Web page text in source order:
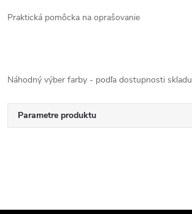
Praktická pomôcka na oprašovanie
Náhodný výber farby - podľa dostupnosti skladu
Parametre produktu